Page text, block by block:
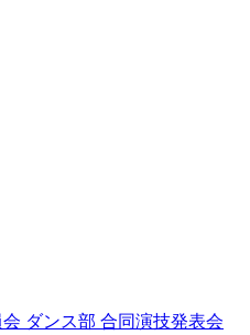
ダンス部 合同演技発表会